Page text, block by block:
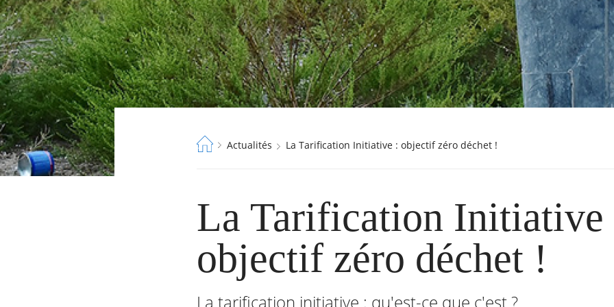
Fil
Actualités La Tarification Initiative : objectif zéro déchet !
La Tarification Initiative
objectif zéro déchet !
La tarification initiative : qu'est-ce que c'est ?